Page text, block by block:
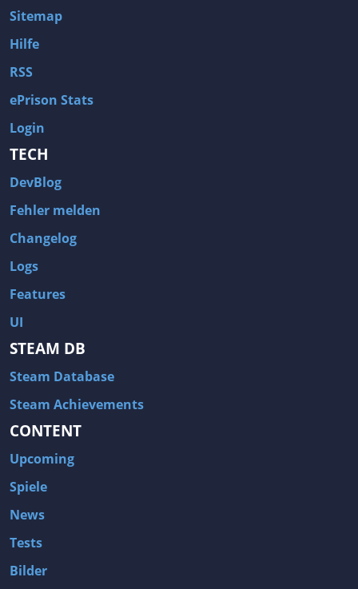
Sitemap
Hilfe
RSS
ePrison Stats
Login
TECH
DevBlog
Fehler melden
Changelog
Logs
Features
UI
STEAM DB
Steam Database
Steam Achievements
CONTENT
Upcoming
Spiele
News
Tests
Bilder